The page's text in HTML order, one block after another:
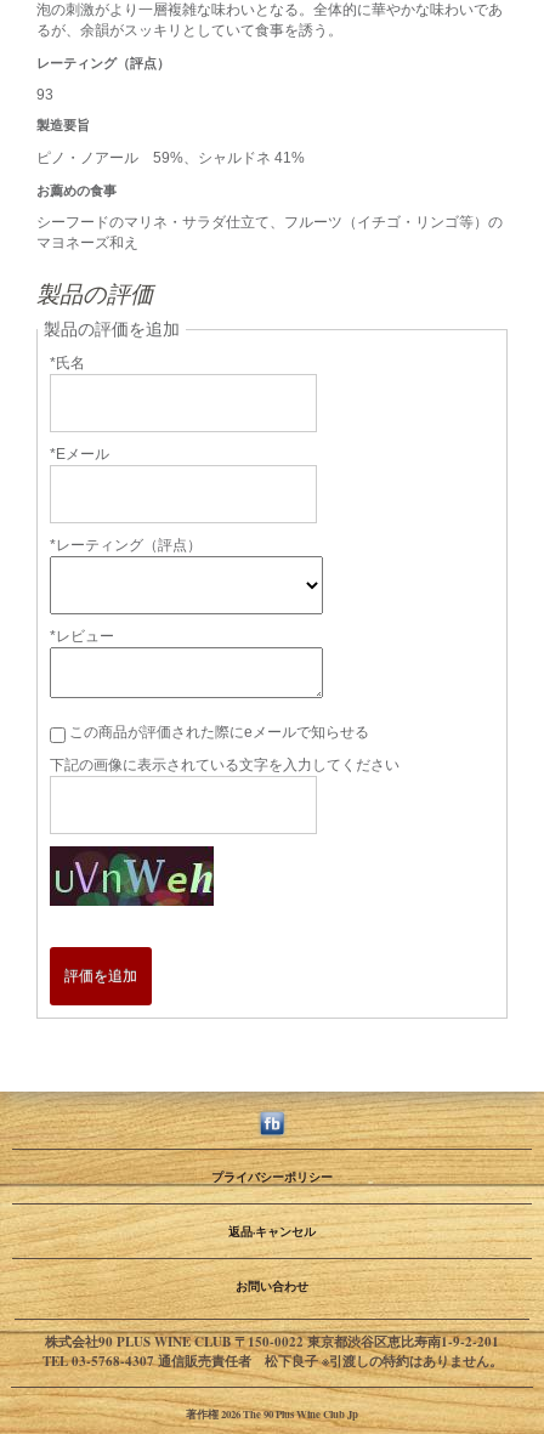
泡の刺激がより一層複雑な味わいとなる。全体的に華やかな味わいであ
るが、余韻がスッキリとしていて食事を誘う。
レーティング（評点）
93
製造要旨
ピノ・ノアール 59%、シャルドネ 41%
お薦めの食事
シーフードのマリネ・サラダ仕立て、フルーツ（イチゴ・リンゴ等）の
マヨネーズ和え
製品の評価
製品の評価を追加
*氏名
*Eメール
*レーティング（評点）
*レビュー
この商品が評価された際にeメールで知らせる
下記の画像に表示されている文字を入力してください
評価を追加
プライバシーポリシー
返品·キャンセル
お問い合わせ
株式会社90 PLUS WINE CLUB 〒150-0022 東京都渋谷区恵比寿南1-9-2-201
TEL 03-5768-4307 通信販売責任者 松下良子 ※引渡しの特約はありません。
著作権 2026 The 90 Plus Wine Club Jp